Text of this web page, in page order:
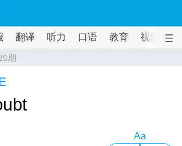
翻译 听力 口语 教育 视频
期
Aa